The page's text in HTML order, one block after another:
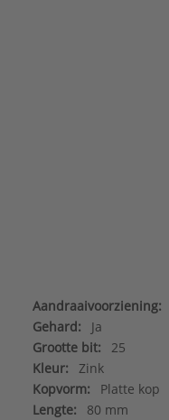
Aandraaivoorziening:
Gehard:
Ja
Grootte bit:
25
Kleur:
Zink
Kopvorm:
Platte kop
Lengte:
80 mm